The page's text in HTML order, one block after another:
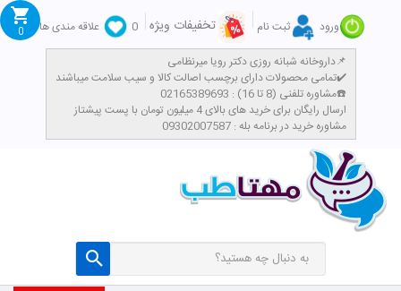
ورود ثبت نام تخفیفات ویژه 0
علاقه مندی ها
داروخانه شبانه روزی دکتر رویا میرنظامی📌
تمامی محصولات دارای برچسب اصالت کالا و سیب سلامت میباشند✔️
مشاوره تلفنی (8 تا 16) : 02165389693☎️
​ارسال رایگان برای خرید های بالای 4 میلیون تومان با پست پیشتاز
مشاوره خرید در برنامه بله : 09302007587
0